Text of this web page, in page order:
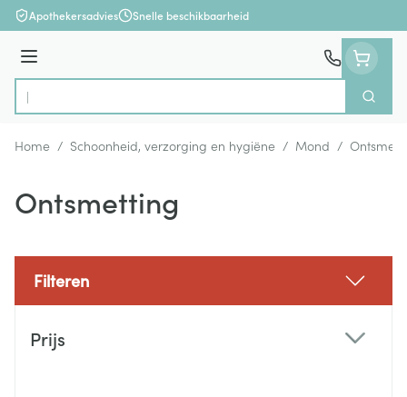
Ga naar de inhoud
Apothekersadvies Snelle beschikbaarheid
Menu
Product, merk, categorie...
Zoek
Home / Schoonheid, verzorging en hygiëne / Mond /
Ontsmetting
Filteren
Prijs